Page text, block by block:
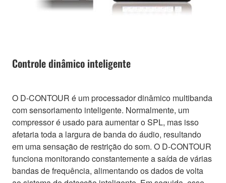
Controle dinâmico inteligente
O D-CONTOUR é um processador dinâmico multibanda
com sensoriamento inteligente. Normalmente, um
compressor é usado para aumentar o SPL, mas isso
afetaria toda a largura de banda do áudio, resultando
em uma sensação de restrição do som. O D-CONTOUR
funciona monitorando constantemente a saída de várias
bandas de frequência, alimentando os dados de volta